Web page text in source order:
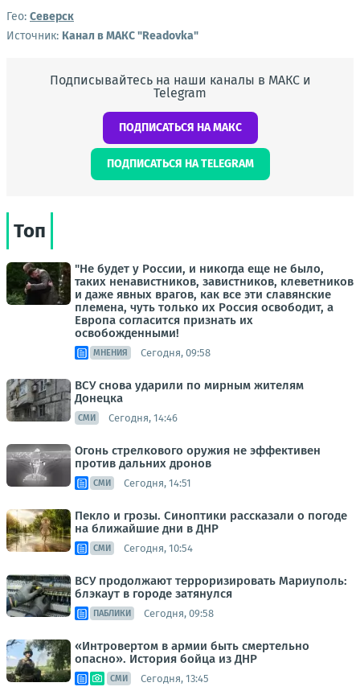
Гео: Северск
Источник: Канал в МАКС "Readovka"
Подписывайтесь на наши каналы в МАКС и
Telegram
ПОДПИСАТЬСЯ НА МАКС
ПОДПИСАТЬСЯ НА TELEGRAM
Топ
"Не будет у России, и никогда еще не было,
таких ненавистников, завистников, клеветников
и даже явных врагов, как все эти славянские
племена, чуть только их Россия освободит, а
Европа согласится признать их
освобожденными!
МНЕНИЯ Сегодня, 09:58
ВСУ снова ударили по мирным жителям
Донецка
СМИ Сегодня, 14:46
Огонь стрелкового оружия не эффективен
против дальних дронов
СМИ Сегодня, 14:51
Пекло и грозы. Синоптики рассказали о погоде
на ближайшие дни в ДНР
СМИ Сегодня, 10:54
ВСУ продолжают терроризировать Мариуполь:
блэкаут в городе затянулся
ПАБЛИКИ Сегодня, 09:58
«Интровертом в армии быть смертельно
опасно». История бойца из ДНР
СМИ Сегодня, 13:45